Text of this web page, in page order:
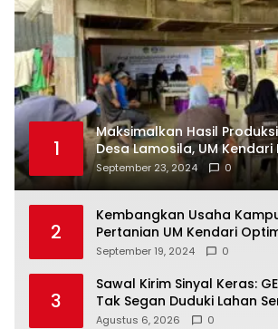
1
Maksimalkan Hasil
Desa Lamosila, UM Kendari
Bantuan Alat Produksi
September 23, 2024 0
2
Kembangkan Usaha
Pertanian UM Kendari
Laboratorium Lapangan
September 19, 2024 0
3
Sawal Kirim Sinyal Keras:
Tak Segan Duduki Lahan
Puuwatu
Agustus 6, 2026 0